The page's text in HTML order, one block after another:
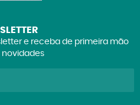
e receba de primeira mão
novidades